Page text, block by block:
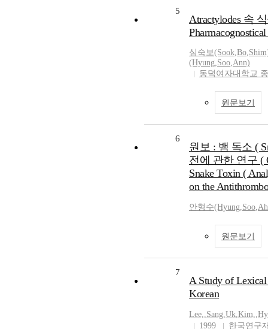
5
Atractylodes 속
심숙보(Sook,Bo,
(Hyung,Soo,Ann)
동덕여자대학교
원문보기
6
원보 : 뱀 독소 (
전에 관한 연구 (
Snake Toxin (
on the
안형수(Hyung,Soo,
원문보기
7
A Study of
Korean
Lee,,Sang,Uk,Kim,,
1999
한국연구